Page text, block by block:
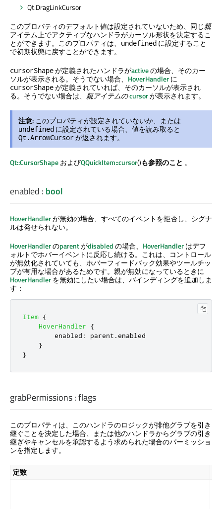
Qt.DragLinkCursor
このプロパティのデフォルト値は設定されていないため、同じ親
アイテム上でアクティブなハンドラがカーソル形状を決定するこ
とができます。このプロパティは、 undefined に設定すること
で初期状態に戻すことができます。
cursorShapeが定義されたハンドラがactiveの場合、そのカー
ソルが表示される。そうでない場合、 HoverHandlerに
cursorShapeが定義されていれば、そのカーソルが表示され
る。そうでない場合は、 親アイテムのcursorが表示されます。
注意:このプロパティが設定されていないか、または
undefined に設定されている場合、値を読み取ると
Qt.ArrowCursorが返されます。
Qt::CursorShapeおよびQQuickItem::cursor()も参照のこと 。
enabled : bool
HoverHandlerが無効の場合、すべてのイベントを拒否し、シグナ
ルは発せられない。
HoverHandlerのparentがdisabledの場合、 HoverHandlerはデフ
ォルトでホバーイベントに反応し続ける。これは、コントロール
が無効化されていても、ホバーフィードバック効果やツールチッ
プが有用な場合があるためです。親が無効になっているときに
HoverHandlerを無効にしたい場合は、バインディングを追加しま
す：
Item {
HoverHandler
{
enabled : parent .enabled
}
}
grabPermissions:flags
このプロパティは、このハンドラのロジックが排他グラブを引き
継ぐことを決定した場合、または他のハンドラからグラブの引き
継ぎやキャンセルを承認するよう求められた場合のパーミッショ
ンを指定します。
定数